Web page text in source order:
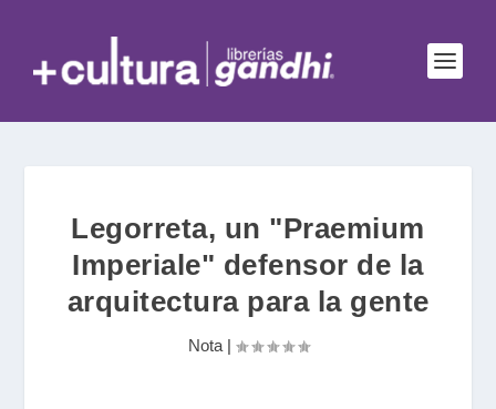
Legorreta, un "Praemium
Imperiale" defensor de la
arquitectura para la gente
Nota|